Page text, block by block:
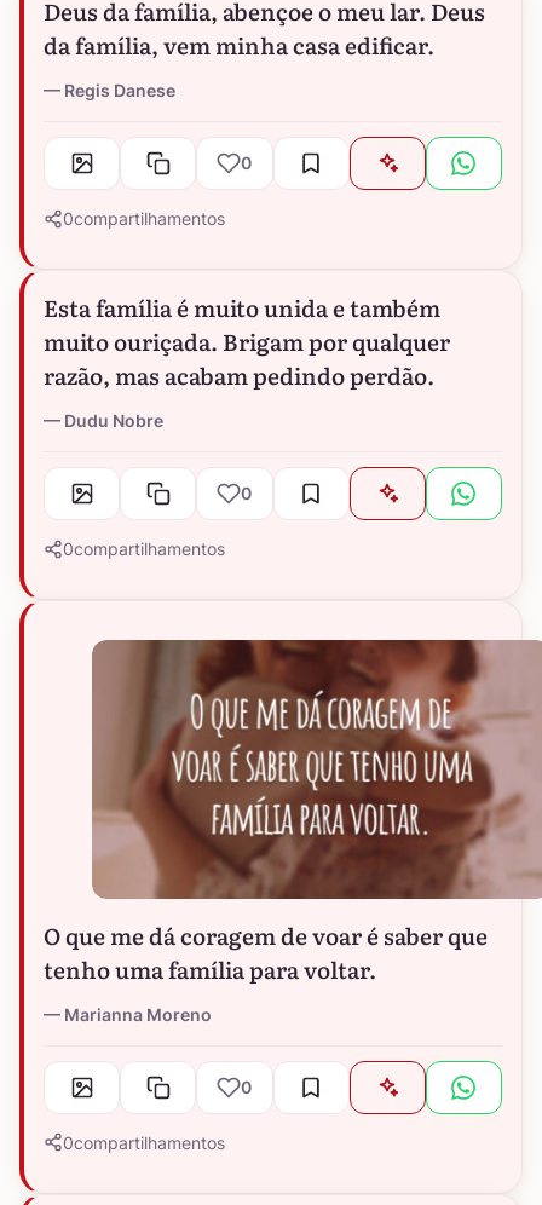
Deus da família, abençoe o meu lar. Deus
da família, vem minha casa edificar.
Regis Danese
0
0compartilhamentos
Esta família é muito unida e também
muito ouriçada. Brigam por qualquer
razão, mas acabam pedindo perdão.
Dudu Nobre
0
0compartilhamentos
O que me dá coragem de voar é saber que
tenho uma família para voltar.
Marianna Moreno
0
0compartilhamentos